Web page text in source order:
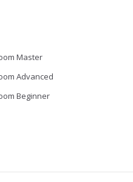
Master
Advanced
Beginner